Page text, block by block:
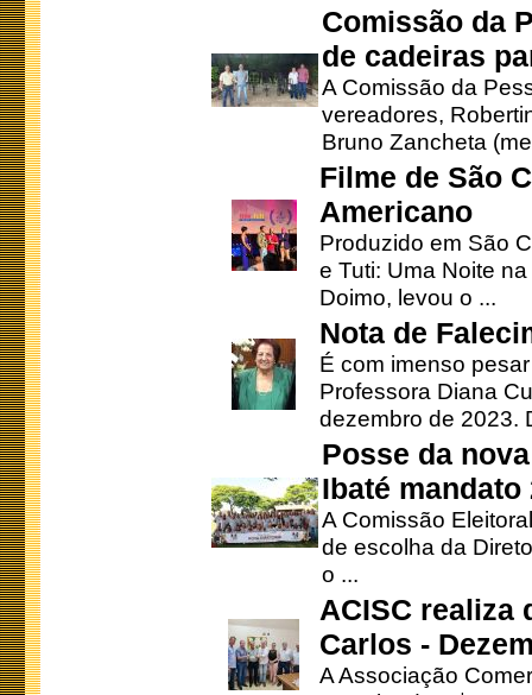
Comissão da
de cadeiras
A Comissão da
vereadores,
Bruno Zancheta
Filme de São
Americano
Produzido em São
e Tuti: Uma Noite
Doimo, levou o ...
Nota de
É com imenso
Professora Diana
dezembro de 2023.
Posse da
Ibaté mandato
A Comissão
de escolha da
o ...
ACISC realiza
Carlos -
A Associação